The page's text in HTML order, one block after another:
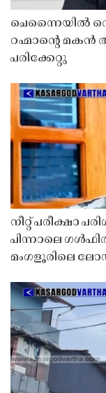
ചെന്നൈയിൽ
റഹ്മാൻ്റെ
പരിക്കേറ്റു
നീറ്റ് പരീക്ഷാ
പിന്നാലെ
മംഗളൂരിലെ